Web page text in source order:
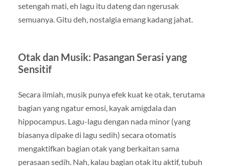
setengah mati, eh lagu itu dateng dan ngerusak
semuanya. Gitu deh, nostalgia emang kadang jahat.
Otak dan Musik: Pasangan Serasi yang
Sensitif
Secara ilmiah, musik punya efek kuat ke otak, terutama
bagian yang ngatur emosi, kayak amigdala dan
hippocampus. Lagu-lagu dengan nada minor (yang
biasanya dipake di lagu sedih) secara otomatis
mengaktifkan bagian otak yang berkaitan sama
perasaan sedih. Nah, kalau bagian otak itu aktif, tubuh